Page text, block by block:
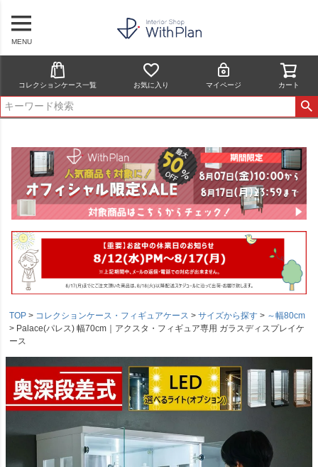
MENU
コレクションケース一覧 お気に入り マイページ カート
TOP コレクションケース・フィギュアケース サイズから探す
～幅80cm
Palace(パレス) 幅70cm｜アクスタ・フィギュア専用 ガラスディスプレイケ
ース